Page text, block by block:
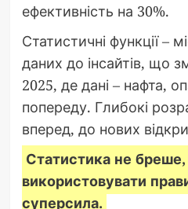
ефективність на 30%.
Статистичні функції –
даних до інсайтів, що
2025, де дані – нафта,
попереду. Глибокі
вперед, до нових
Статистика не
використовувати
суперсила.